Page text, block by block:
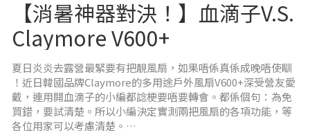
藥水膠布
用於輕
山問出售的物理防曬由香港手工環保品牌SHSHK提供，而且仲
歡迎大家自備容器，到店內裸買。本店亦有提供樽仔，每
【消暑神器對決！】血滴子V.S.
Claymore V600+
夏日炎炎去露營最緊要有把靚風扇，如果唔係真係成晚唔使瞓
！近日韓國品牌Claymore的多用途戶外風扇V600+深受營友愛
戴，連用開血滴子的小編都諗梗要唔要轉會。都係個句：為免
買錯，要試清楚。所以小編決定實測兩把風扇的各項功能，等
各位用家可以考慮清楚。